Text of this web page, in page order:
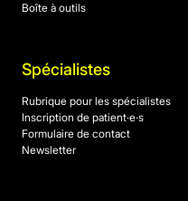
Boîte à outils
Spécialistes
Rubrique pour les spécialistes
Inscription de patient·e·s
Formulaire de contact
Newsletter